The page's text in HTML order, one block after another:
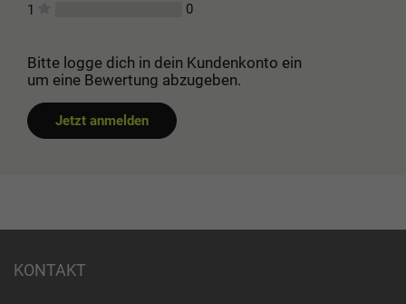
1
0
Bitte logge dich in dein Kundenkonto ein
um eine Bewertung abzugeben.
Jetzt anmelden
KONTAKT